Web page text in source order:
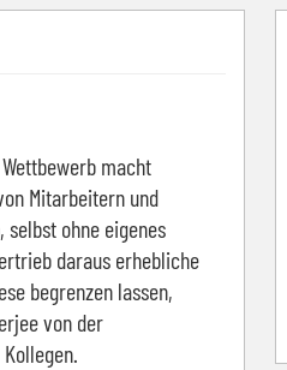
macht
Mitarbeitern und
ohne eigenes
daraus erhebliche
begrenzen lassen,
von der